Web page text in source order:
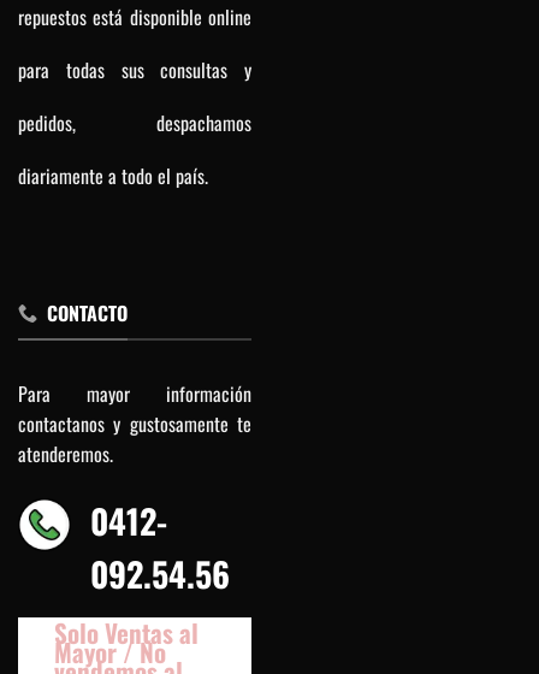
repuestos está disponible online
para todas sus consultas y
pedidos, despachamos
diariamente a todo el país.
CONTACTO
Para mayor información
contactanos y gustosamente te
atenderemos.
0412-
092.54.56
Solo Ventas al
Mayor / No